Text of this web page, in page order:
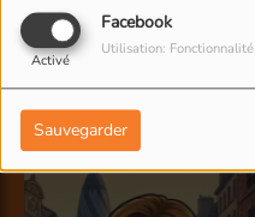
Facebook
Activé
Utilisation: Fonctionnalité
Sauvegarder